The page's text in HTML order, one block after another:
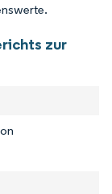
zur